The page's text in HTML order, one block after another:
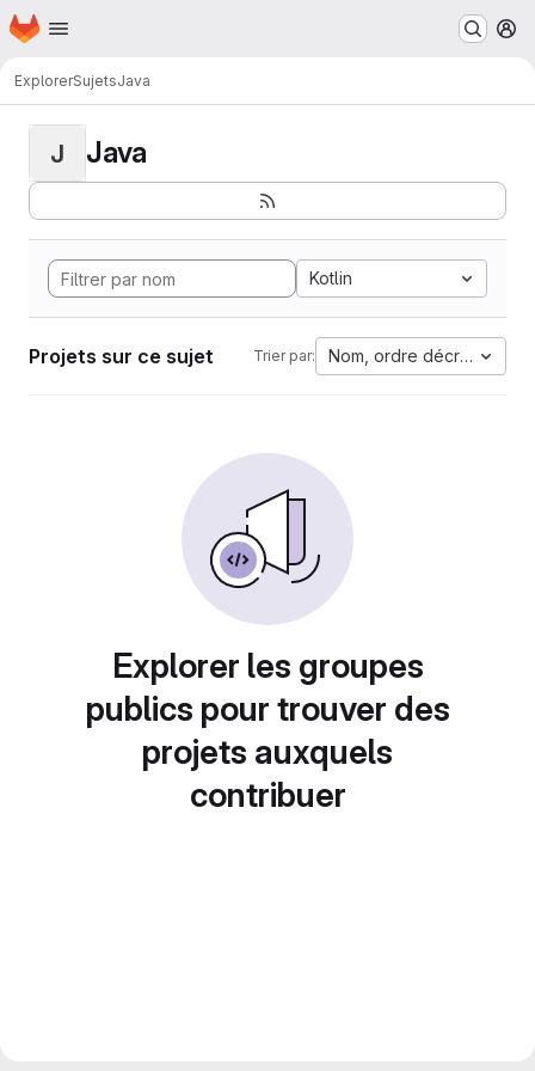
Passer au contenu principal
Page d'accueil
ExplorerSujetsJava
J Java
Kotlin
Projets sur ce sujet Trier par: Nom, ordre décroissant
Explorer les groupes
publics pour trouver des
projets auxquels
contribuer